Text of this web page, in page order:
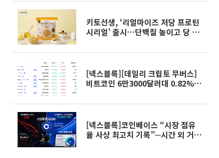
키토선생, ‘리얼마이즈 저당 프로틴
시리얼’ 출시…단백질 높이고 당 낮
[넥스블록][데일리 크립토 무버스]
비트코인 6만3000달러대 0.82%
[넥스블록]코인베이스 “시장 점유
율 사상 최고치 기록”∙∙∙시간 외 거래